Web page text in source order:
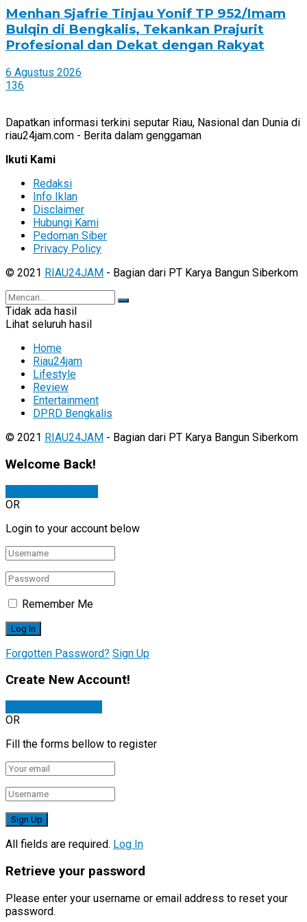
Menhan Sjafrie Tinjau Yonif TP 952/Imam
Bulqin di Bengkalis, Tekankan Prajurit
Profesional dan Dekat dengan Rakyat
6 Agustus 2026
136
Dapatkan informasi terkini seputar Riau, Nasional dan Dunia di
riau24jam.com - Berita dalam genggaman
Ikuti Kami
Redaksi
Info Iklan
Disclaimer
Hubungi Kami
Pedoman Siber
Privacy Policy
© 2021 RIAU24JAM - Bagian dari PT Karya Bangun Siberkom
Tidak ada hasil
Lihat seluruh hasil
Home
Riau24jam
Lifestyle
Review
Entertainment
DPRD Bengkalis
© 2021 RIAU24JAM - Bagian dari PT Karya Bangun Siberkom
Welcome Back!
OR
Login to your account below
Remember Me
Forgotten Password? Sign Up
Create New Account!
OR
Fill the forms bellow to register
All fields are required. Log In
Retrieve your password
Please enter your username or email address to reset your
password.